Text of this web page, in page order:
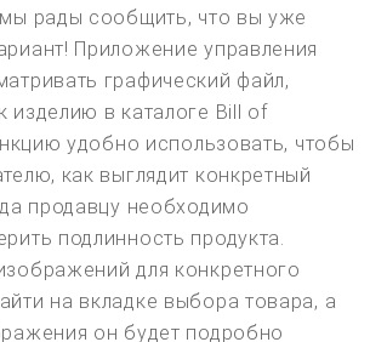
рады сообщить, что вы уже
Приложение управления
графический файл,
изделию в каталоге Bill of
удобно использовать, чтобы
как выглядит конкретный
продавцу необходимо
подлинность продукта.
для конкретного
на вкладке выбора товара, а
он будет подробно